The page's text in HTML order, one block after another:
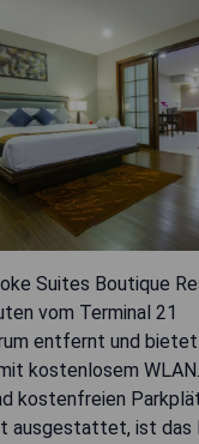
Suites Boutique
vom Terminal 21
entfernt und
kostenlosem
kostenfreien
ausgestattet, ist das